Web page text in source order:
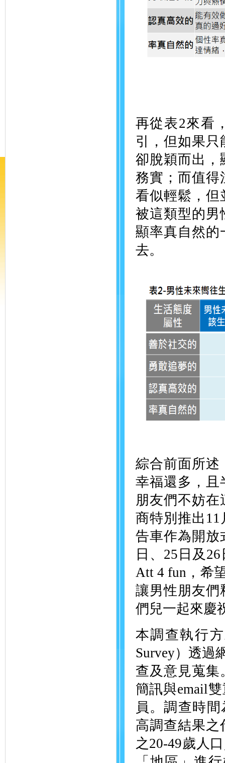
再從表2來看
引，但如果
卻脫穎而出，
務實；而值得
看似輕鬆，但
被這類型的男
顯率真自然的
去。
綜合前面所述
幸福還多，且
朋友們不妨
商特別推出
告車作為開放
日、25日及
Att 4 fun，希
讓男性朋友們
們兒一起來慶
本調查執行
Survey）透過
查及意見蒐
簡訊與email
員。調查時間
高調查結果之
之20-49歲人